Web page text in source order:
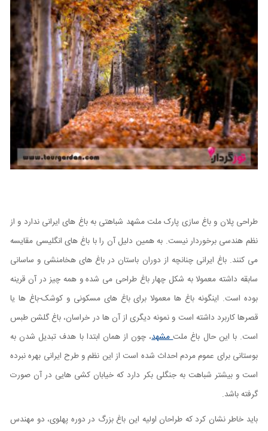
طراحی پلان و باغ سازی پارک ملت مشهد شباهتی به باغ های ایرانی ندارد و از
نظم هندسی برخوردار نیست. به همین دلیل آن را با باغ های انگلیسی مقایسه
می کنند. باغ ایرانی چنانچه از دوران باستان در باغ های هخامنشی و ساسانی
سابقه داشته معمولا به شکل چهار باغ طراحی می شده و همه چیز در آن قرینه
بوده است. اینگونه باغ ها معمولا برای باغ های مسکونی و کوشک-باغ ها یا
قصرها کاربرد داشته است و نمونه دیگری از آن ها در خراسان، باغ گلشن طبس
است. با این حال باغ ملتمشهد، چون از همان ابتدا با هدف تبدیل شدن به
بوستانی برای عموم مردم احداث شده است از این نظم و طرح ایرانی بهره نبرده
است و بیشتر شباهت به جنگلی بکر دارد که خیابان کشی هایی در آن صورت
گرفته باشد.
باید خاطر نشان کرد که طراحان اولیه این باغ بزرگ در دوره پهلوی، دو مهندس